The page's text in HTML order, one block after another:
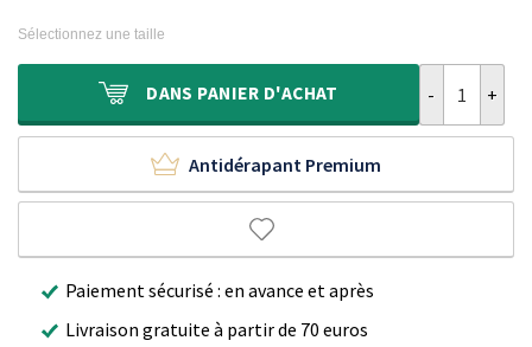
300,00 €.
156,95 €.
Sélectionnez une taille
DANS PANIER D'ACHAT
Antidérapant Premium
Paiement sécurisé : en avance et après
Livraison gratuite à partir de 70 euros